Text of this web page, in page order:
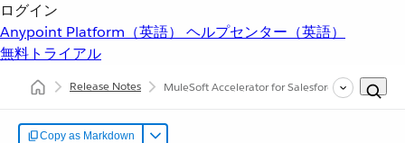
ログイン
Anypoint Platform（英語） ヘルプセンター（英語）
無料トライアル
Release Notes MuleSoft Accelerator for Salesforce OMS
Copy as Markdown